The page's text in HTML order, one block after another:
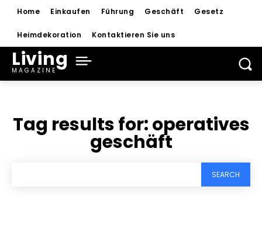
Home Einkaufen Führung Geschäft Gesetz
Heimdekoration Kontaktieren Sie uns
Living
MAGAZINE
Tag results for:operatives
geschäft
SEARCH